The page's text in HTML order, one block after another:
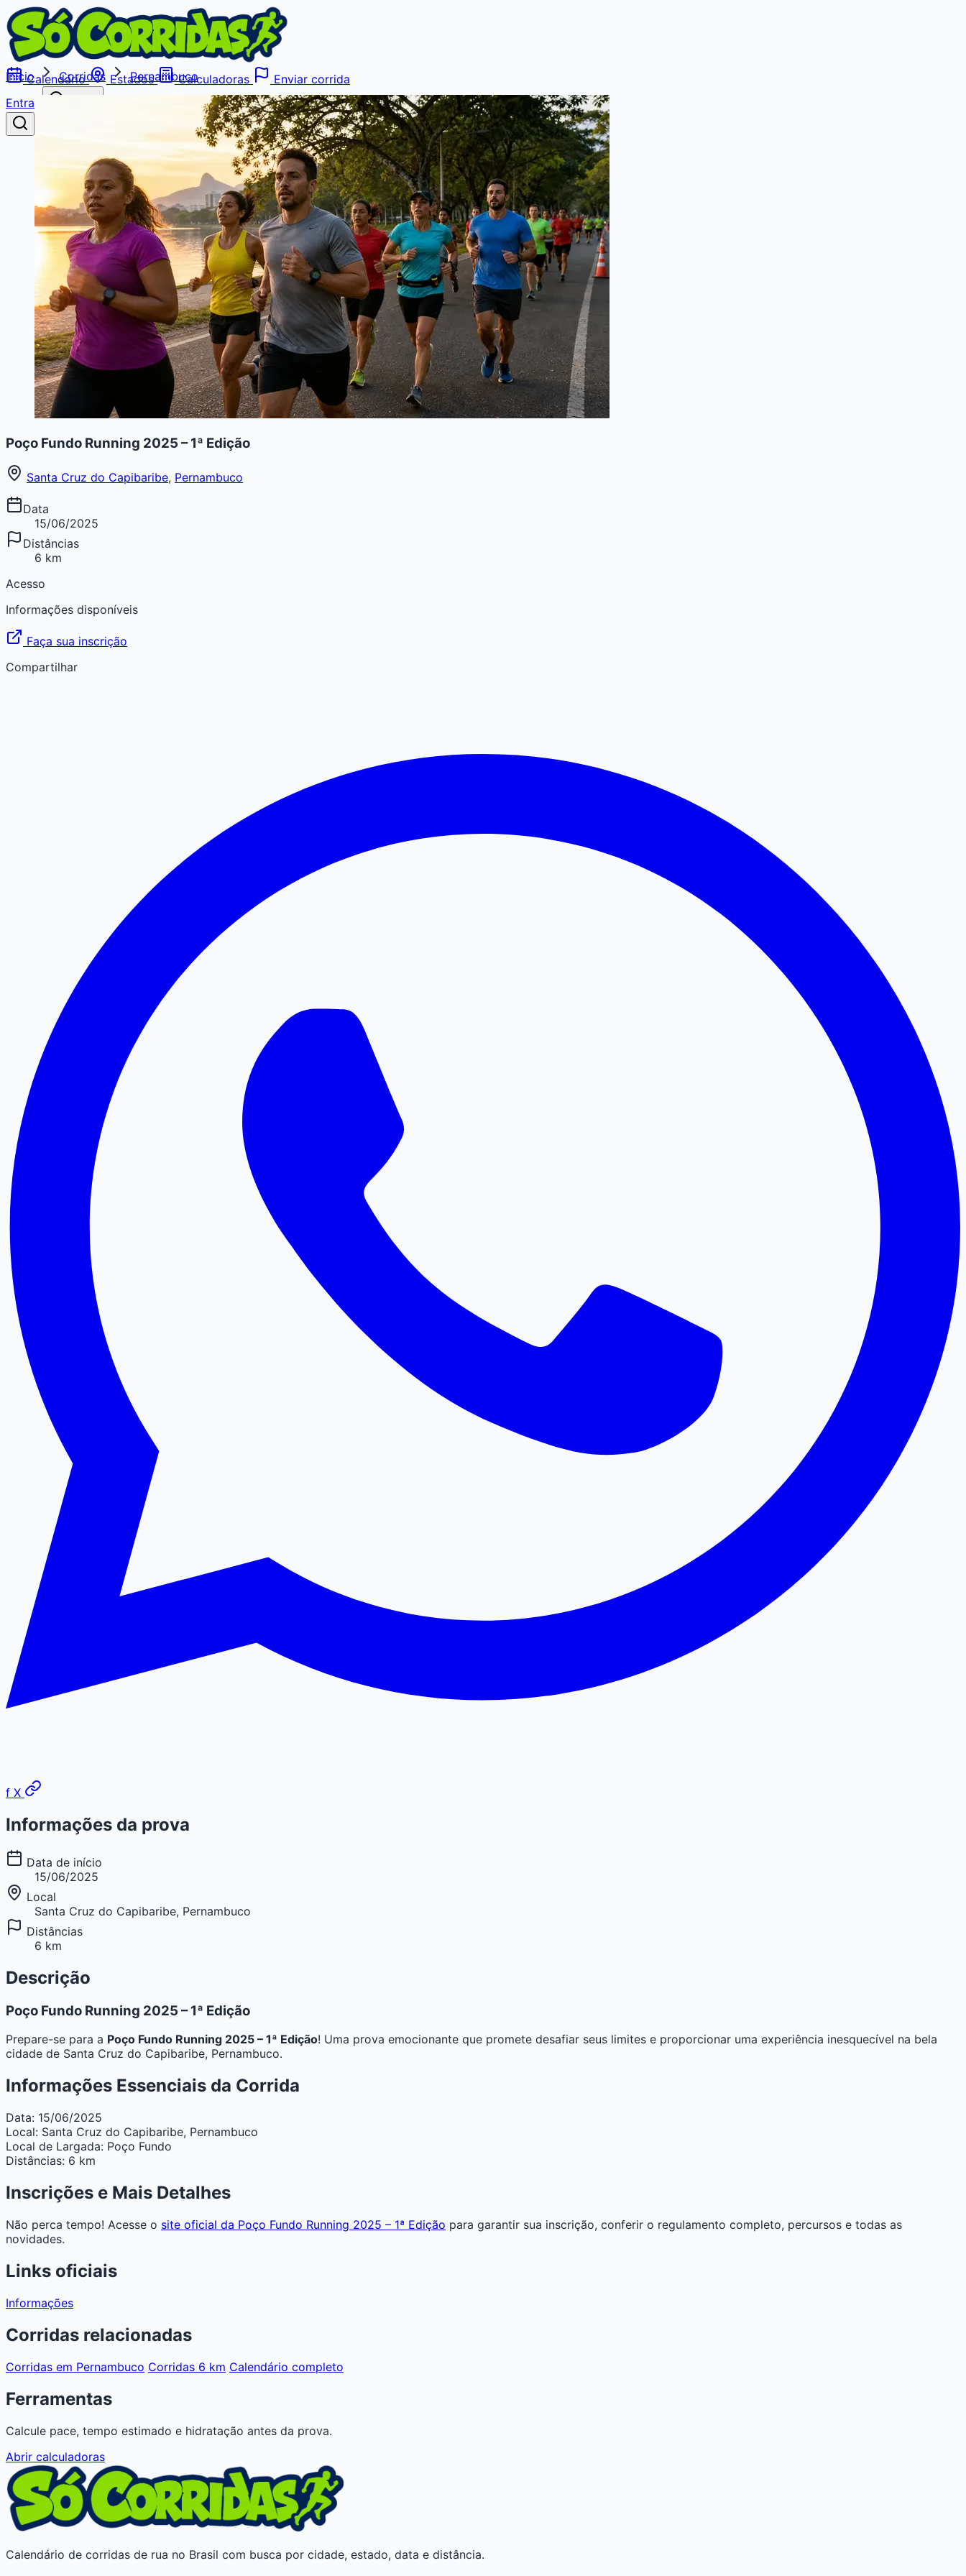
Calendário Estados Calculadoras
Enviar corrida
Entrar
Início Corridas Pernambuco
Poço Fundo Running 2025 – 1ª Edição
Santa Cruz do Capibaribe, Pernambuco
Data
15/06/2025
Distâncias
6 km
Acesso
Informações disponíveis
Faça sua inscrição
Compartilhar
f X
Informações da prova
Data de início
15/06/2025
Local
Santa Cruz do Capibaribe, Pernambuco
Distâncias
6 km
Descrição
Poço Fundo Running 2025 – 1ª Edição
Prepare-se para a Poço Fundo Running 2025 – 1ª Edição! Uma prova emocionante que promete desafiar seus limites e proporcionar uma experiência inesquecível na bela
cidade de Santa Cruz do Capibaribe, Pernambuco.
Informações Essenciais da Corrida
Data: 15/06/2025
Local: Santa Cruz do Capibaribe, Pernambuco
Local de Largada: Poço Fundo
Distâncias: 6 km
Inscrições e Mais Detalhes
Não perca tempo! Acesse o site oficial da Poço Fundo Running 2025 – 1ª Edição para garantir sua inscrição, conferir o regulamento completo, percursos e todas as
novidades.
Links oficiais
Informações
Corridas relacionadas
Corridas em Pernambuco Corridas 6 km Calendário completo
Ferramentas
Calcule pace, tempo estimado e hidratação antes da prova.
Abrir calculadoras
Calendário de corridas de rua no Brasil com busca por cidade, estado, data e distância.